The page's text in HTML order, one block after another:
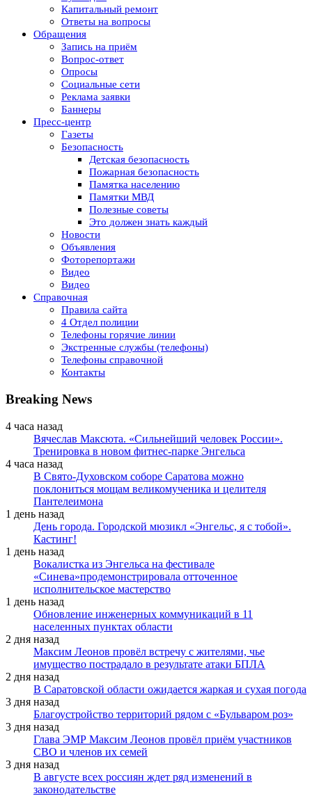
Капитальный ремонт
Ответы на вопросы
Обращения
Запись на приём
Вопрос-ответ
Опросы
Социальные сети
Реклама заявки
Баннеры
Пресс-центр
Газеты
Безопасность
Детская безопасность
Пожарная безопасность
Памятка населению
Памятки МВД
Полезные советы
Это должен знать каждый
Новости
Объявления
Фоторепортажи
Видео
Видео
Справочная
Правила сайта
4 Отдел полиции
Телефоны горячие линии
Экстренные службы (телефоны)
Телефоны справочной
Контакты
Breaking News
4 часа назад
Вячеслав Максюта. «Сильнейший человек России».
Тренировка в новом фитнес-парке Энгельса
4 часа назад
В Свято-Духовском соборе Саратова можно
поклониться мощам великомученика и целителя
Пантелеимона
1 день назад
День города. Городской мюзикл «Энгельс, я с тобой».
Кастинг!
1 день назад
Вокалистка из Энгельса на фестивале
«Синева»продемонстрировала отточенное
исполнительское мастерство
1 день назад
Обновление инженерных коммуникаций в 11
населенных пунктах области
2 дня назад
Максим Леонов провёл встречу с жителями, чье
имущество пострадало в результате атаки БПЛА
2 дня назад
В Саратовской области ожидается жаркая и сухая погода
3 дня назад
Благоустройство территорий рядом с «Бульваром роз»
3 дня назад
Глава ЭМР Максим Леонов провёл приём участников
СВО и членов их семей
3 дня назад
В августе всех россиян ждет ряд изменений в
законодательстве